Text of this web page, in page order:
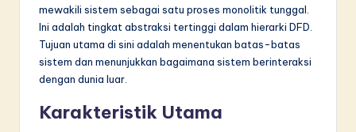
mewakili sistem sebagai satu proses monolitik tunggal.
Ini adalah tingkat abstraksi tertinggi dalam hierarki DFD.
Tujuan utama di sini adalah menentukan batas-batas
sistem dan menunjukkan bagaimana sistem berinteraksi
dengan dunia luar.
Karakteristik Utama